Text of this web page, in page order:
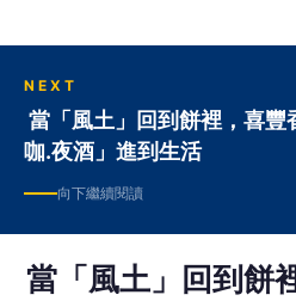
NEXT
當「風土」回到餅裡，喜豐
咖.夜酒」進到生活
向下繼續閱讀
當「風土」回到餅